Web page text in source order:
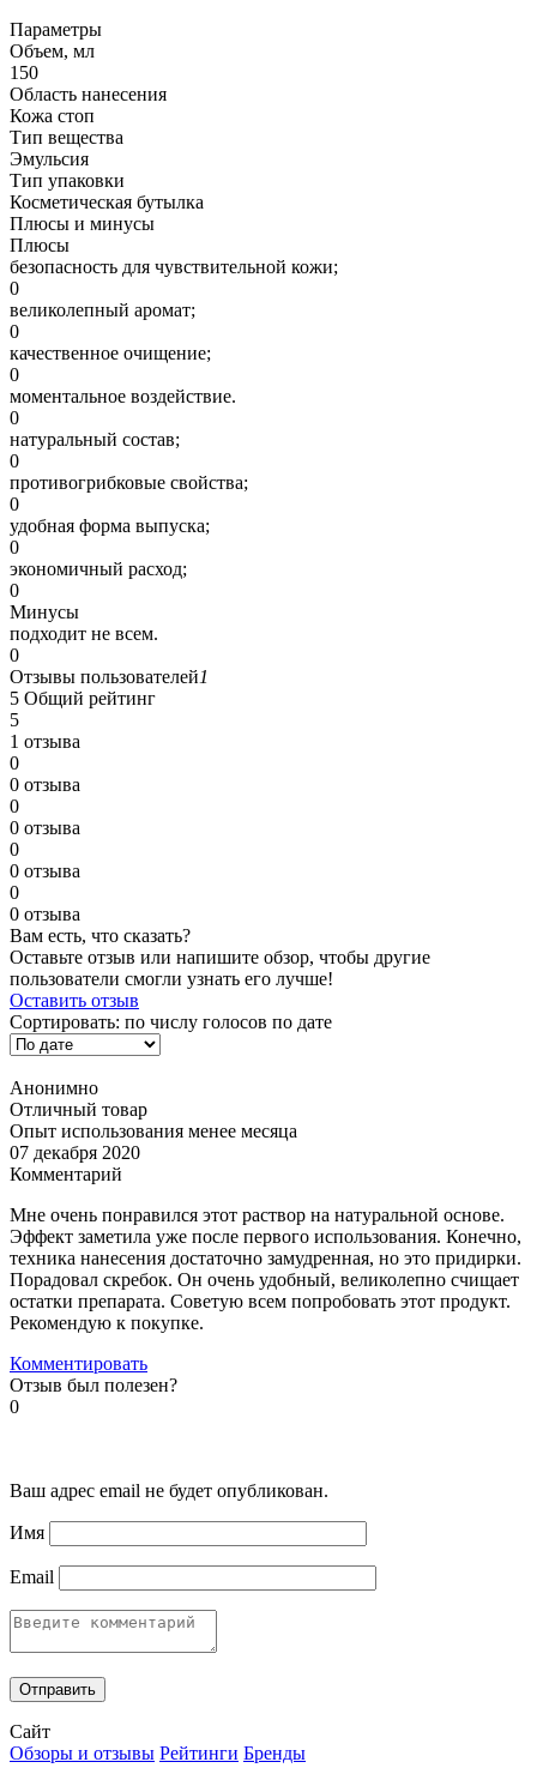
Параметры
Объем, мл
150
Область нанесения
Кожа стоп
Тип вещества
Эмульсия
Тип упаковки
Косметическая бутылка
Плюсы и минусы
Плюсы
безопасность для чувствительной кожи;
0
великолепный аромат;
0
качественное очищение;
0
моментальное воздействие.
0
натуральный состав;
0
противогрибковые свойства;
0
удобная форма выпуска;
0
экономичный расход;
0
Минусы
подходит не всем.
0
Отзывы пользователей1
5 Общий рейтинг
5
1 отзыва
0
0 отзыва
0
0 отзыва
0
0 отзыва
0
0 отзыва
Вам есть, что сказать?
Оставьте отзыв или напишите обзор, чтобы другие
пользователи смогли узнать его лучше!
Оставить отзыв
Сортировать: по числу голосов по дате
Анонимно
Отличный товар
Опыт использования менее месяца
07 декабря 2020
Комментарий
Мне очень понравился этот раствор на натуральной основе.
Эффект заметила уже после первого использования. Конечно,
техника нанесения достаточно замудренная, но это придирки.
Порадовал скребок. Он очень удобный, великолепно счищает
остатки препарата. Советую всем попробовать этот продукт.
Рекомендую к покупке.
Комментировать
Отзыв был полезен?
0
Ваш адрес email не будет опубликован.
Имя
Email
Сайт
Обзоры и отзывы Рейтинги Бренды